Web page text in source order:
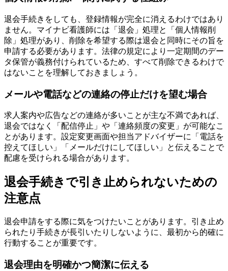
退会手続きをしても、登録情報が完全に消えるわけではあり
ません。マイナビ看護師には「退会」処理と「個人情報削
除」処理があり、削除を希望する際は退会と同時にその旨を
申請する必要があります。法律の規定により一定期間のデー
タ保管が義務付けられているため、すべて削除できるわけで
はないことを理解しておきましょう。
メールや電話などの連絡の停止だけを望む場合
求人案内や広告などの連絡が多いことが主な不満であれば、
退会ではなく「配信停止」や「連絡頻度の変更」が可能なこ
とがあります。設定変更画面や担当アドバイザーに「電話を
控えてほしい」「メールだけにしてほしい」と伝えることで
配慮を受けられる場合があります。
退会手続きで引き止められないための
注意点
退会申請をする際に気をつけたいことがあります。引き止め
られたり手続きが長引いたりしないように、最初から的確に
行動することが重要です。
退会理由を明確かつ簡潔に伝える